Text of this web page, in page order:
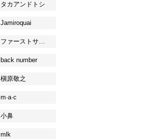
タカアンドトシ
Jamiroquai
ファーストサマーウイカ
back number
槇原敬之
m·a·c
小鼻
mlk